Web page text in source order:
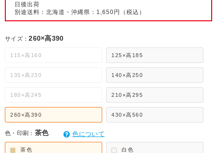
日後出荷
別途送料：北海道・沖縄県：1,650円（税込）
サイズ：260×高390
115×高160 125×高185
135×高230 140×高250
180×高245 210×高295
260×高390 430×高560
色・印刷： 茶色 色について
茶色 白色